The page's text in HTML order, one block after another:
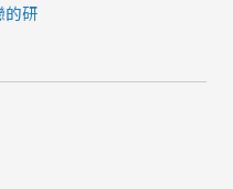
的研